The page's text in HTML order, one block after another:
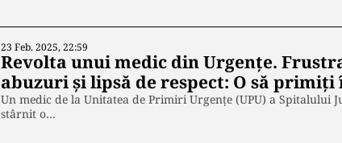
23 Feb. 2025, 22:59
Revolta unui medic din Urgențe.
abuzuri și lipsă de respect: O să
Un medic de la Unitatea de Primiri Urgențe (UPU) a Spitalului
stârnit o…